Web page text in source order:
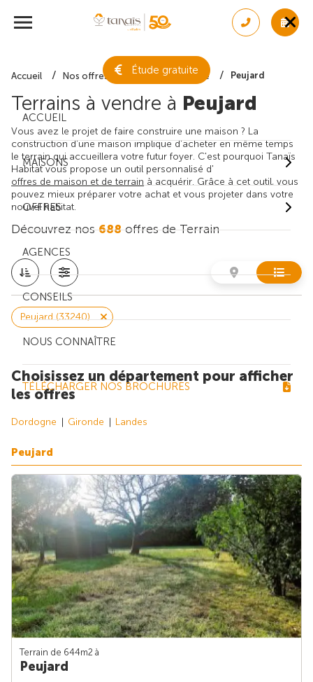
Étude gratuite
ACCUEIL
MAISONS
OFFRES
AGENCES
CONSEILS
NOUS CONNAÎTRE
TÉLÉCHARGER NOS BROCHURES
Accueil Nos offres de terrain Gironde Peujard
Terrains à vendre à Peujard
Vous avez le projet de faire construire une maison ? La
construction d'une maison implique d'acheter en même temps
le terrain qui accueillera votre futur foyer. C'est pourquoi Tanaïs
Habitat vous propose un outil personnalisé d'
offres de maison et de terrain à acquérir. Grâce à cet outil, vous
pouvez mieux préparer votre achat et vous projeter dans votre
nouvel habitat.
Découvrez nos688offres de Terrain
Peujard (33240)
Choisissez un département pour afficher
les offres
Dordogne Gironde Landes
Peujard
Terrain de 644m2 à
Peujard